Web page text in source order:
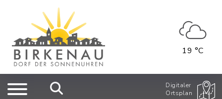
19 °C
Digitaler
Ortsplan